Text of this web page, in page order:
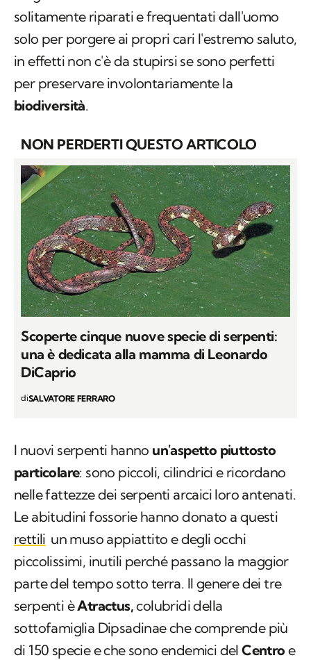
solitamente riparati e frequentati dall'uomo
solo per porgere ai propri cari l'estremo saluto,
in effetti non c'è da stupirsi se sono perfetti
per preservare involontariamente la
biodiversità.
NON PERDERTI QUESTO ARTICOLO
Scoperte cinque nuove specie di serpenti:
una è dedicata alla mamma di Leonardo
DiCaprio
diSALVATORE FERRARO
I nuovi serpenti hanno un'aspetto piuttosto
particolare: sono piccoli, cilindrici e ricordano
nelle fattezze dei serpenti arcaici loro antenati.
Le abitudini fossorie hanno donato a questi
rettili un muso appiattito e degli occhi
piccolissimi, inutili perché passano la maggior
parte del tempo sotto terra. Il genere dei tre
serpenti èAtractus,colubridi della
sottofamiglia Dipsadinae che comprende più
di 150 specie e che sono endemici delCentro e